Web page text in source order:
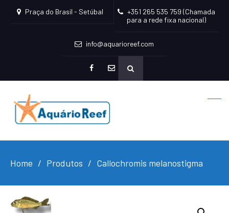
Praça do Brasil - Setúbal
+351 265 535 759 (Chamada
para a rede fixa nacional)
info@aquarioreef.com
mailto
Home Produtos Callochromis melanostigma